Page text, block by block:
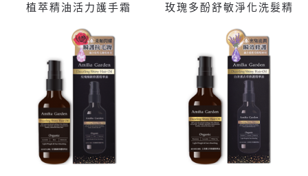
植萃精油活力護手霜 玫瑰多酚舒敏淨化洗髮精